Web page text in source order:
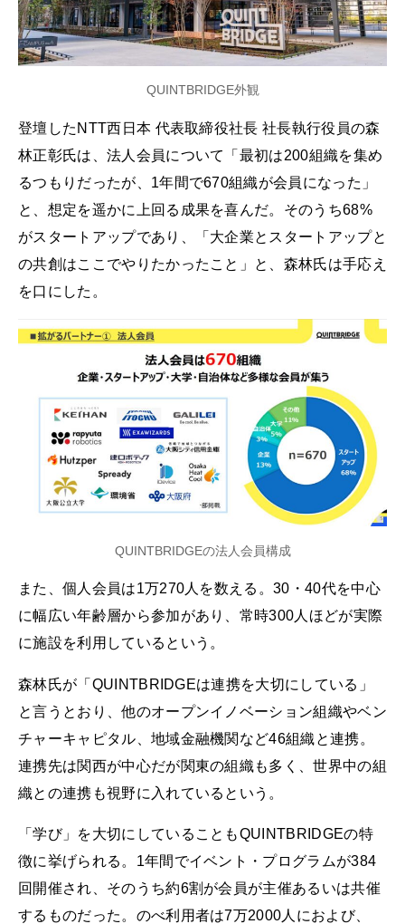
QUINTBRIDGE外観
登壇したNTT西日本 代表取締役社長 社長執行役員の森
林正彰氏は、法人会員について「最初は200組織を集め
るつもりだったが、1年間で670組織が会員になった」
と、想定を遥かに上回る成果を喜んだ。そのうち68%
がスタートアップであり、「大企業とスタートアップと
の共創はここでやりたかったこと」と、森林氏は手応え
を口にした。
QUINTBRIDGEの法人会員構成
また、個人会員は1万270人を数える。30・40代を中心
に幅広い年齢層から参加があり、常時300人ほどが実際
に施設を利用しているという。
森林氏が「QUINTBRIDGEは連携を大切にしている」
と言うとおり、他のオープンイノベーション組織やベン
チャーキャピタル、地域金融機関など46組織と連携。
連携先は関西が中心だが関東の組織も多く、世界中の組
織との連携も視野に入れているという。
「学び」を大切にしていることもQUINTBRIDGEの特
徴に挙げられる。1年間でイベント・プログラムが384
回開催され、そのうち約6割が会員が主催あるいは共催
するものだった。のべ利用者は7万2000人におよび、